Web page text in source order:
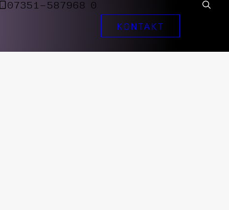
07351-587968 0
KONTAKT